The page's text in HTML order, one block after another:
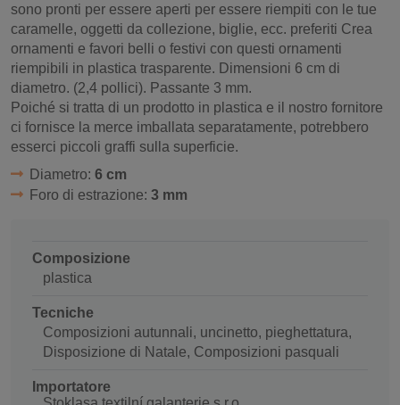
sono pronti per essere aperti per essere riempiti con le tue
caramelle, oggetti da collezione, biglie, ecc. preferiti Crea
ornamenti e favori belli o festivi con questi ornamenti
riempibili in plastica trasparente. Dimensioni 6 cm di
diametro. (2,4 pollici). Passante 3 mm.
Poiché si tratta di un prodotto in plastica e il nostro fornitore
ci fornisce la merce imballata separatamente, potrebbero
esserci piccoli graffi sulla superficie.
Diametro: 6 cm
Foro di estrazione: 3 mm
Composizione
plastica
Tecniche
Composizioni autunnali, uncinetto, pieghettatura,
Disposizione di Natale, Composizioni pasquali
Importatore